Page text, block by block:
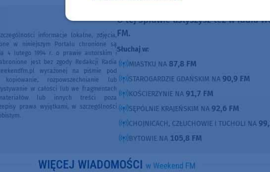
O tej sprawie usłyszysz też w radiu
FM.
Słuchaj w:
MIASTKU NA 87,8 FM
STAROGARDZIE GDAŃSKIM NA 90,9 FM
KOŚCIERZYNIE NA 91,7 FM
SĘPÓLNIE KRAJEŃSKIM NA 92,6 FM
CHOJNICACH, CZŁUCHOWIE I TUCHOLI NA
BYTOWIE NA 105,8 FM
informacje lokalne, zdjęcia,
w niniejszym Portalu chronione są
4 lutego 1994 r. o prawie autorskim i
jest bez zgody Redakcji Radia
wyrażonej na piśmie pod
kopiowanie, rozpowszechnianie lub
w całości lub we fragmentach
lub innych treści poza
prawa wyjątkami, w szczególności
WIĘCEJ WIADOMOŚCI w Weekend FM